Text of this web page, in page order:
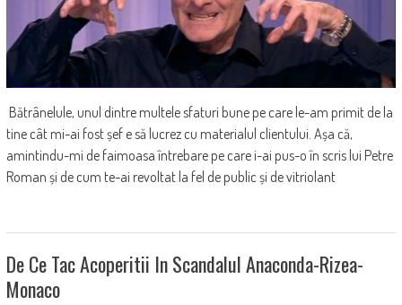
Bătrânelule, unul dintre multele sfaturi bune pe care le-am primit de la
tine cât mi-ai fost șef e să lucrez cu materialul clientului. Așa că,
amintindu-mi de faimoasa întrebare pe care i-ai pus-o în scris lui Petre
Roman și de cum te-ai revoltat la fel de public și de vitriolant
De Ce Tac Acoperitii In Scandalul Anaconda-Rizea-
Monaco